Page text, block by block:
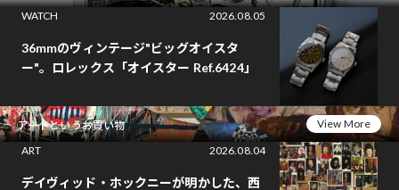
WATCH 2026.08.05
36mmのヴィンテージ"ビッグオイスタ
ー"。ロレックス「オイスター Ref.6424」
アートというお買い物
View More
ART
2026.08.04
デイヴィッド・ホックニーが明かした、西